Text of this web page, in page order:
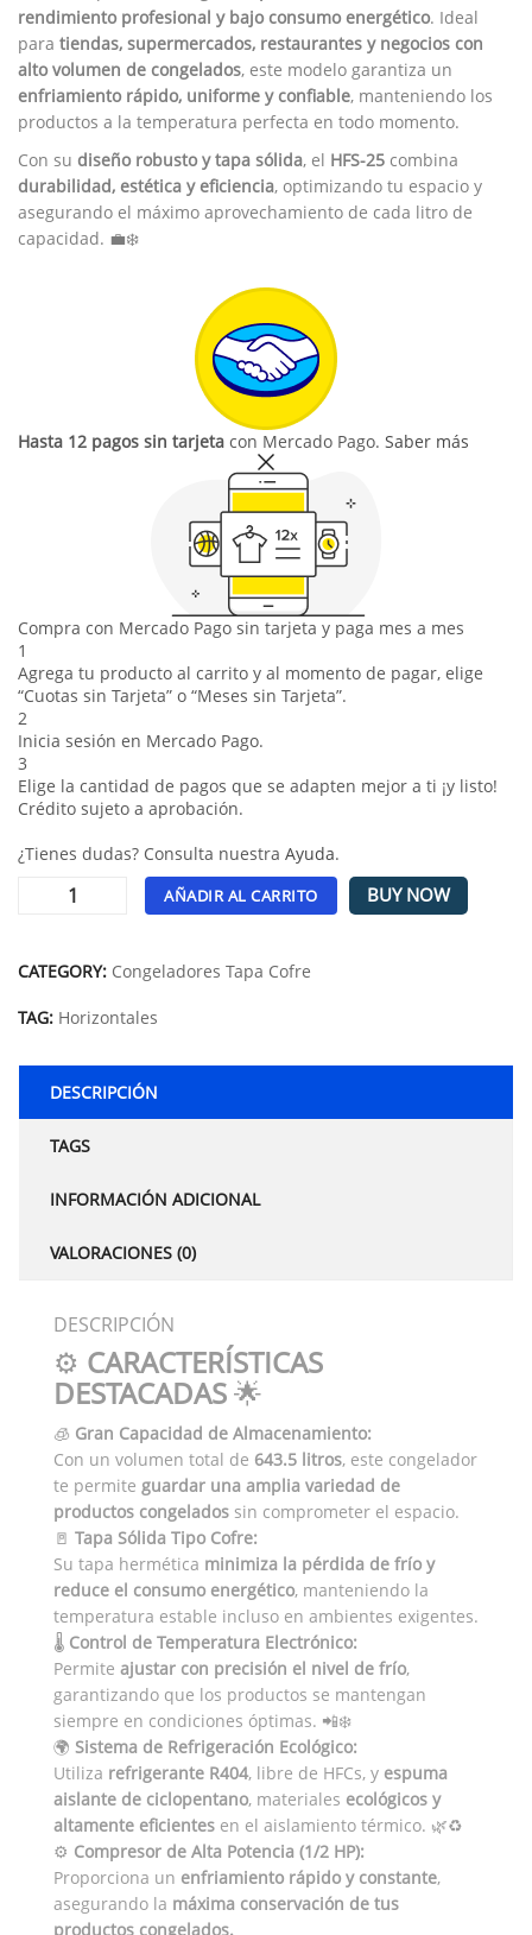
rendimiento profesional y bajo consumo energético. Ideal
para tiendas, supermercados, restaurantes y negocios con
alto volumen de congelados, este modelo garantiza un
enfriamiento rápido, uniforme y confiable, manteniendo los
productos a la temperatura perfecta en todo momento.
Con su diseño robusto y tapa sólida, el HFS-25 combina
durabilidad, estética y eficiencia, optimizando tu espacio y
asegurando el máximo aprovechamiento de cada litro de
capacidad. 💼❄️
Hasta 12 pagos sin tarjeta con Mercado Pago. Saber más
Compra con Mercado Pago sin tarjeta y paga mes a mes
1
Agrega tu producto al carrito y al momento de pagar, elige
“Cuotas sin Tarjeta” o “Meses sin Tarjeta”.
2
Inicia sesión en Mercado Pago.
3
Elige la cantidad de pagos que se adapten mejor a ti ¡y listo!
Crédito sujeto a aprobación.
¿Tienes dudas? Consulta nuestra Ayuda.
AÑADIR AL CARRITO BUY NOW
CATEGORY: Congeladores Tapa Cofre
TAG: Horizontales
DESCRIPCIÓN
TAGS
INFORMACIÓN ADICIONAL
VALORACIONES (0)
DESCRIPCIÓN
⚙️ CARACTERÍSTICAS
DESTACADAS🌟
🧊 Gran Capacidad de Almacenamiento:
Con un volumen total de 643.5 litros, este congelador
te permite guardar una amplia variedad de
productos congelados sin comprometer el espacio.
🚪 Tapa Sólida Tipo Cofre:
Su tapa hermética minimiza la pérdida de frío y
reduce el consumo energético, manteniendo la
temperatura estable incluso en ambientes exigentes.
🌡️ Control de Temperatura Electrónico:
Permite ajustar con precisión el nivel de frío,
garantizando que los productos se mantengan
siempre en condiciones óptimas. 📲❄️
🌍 Sistema de Refrigeración Ecológico:
Utiliza refrigerante R404, libre de HFCs, y espuma
aislante de ciclopentano, materiales ecológicos y
altamente eficientes en el aislamiento térmico. 🌿♻️
⚙️ Compresor de Alta Potencia (1/2 HP):
Proporciona un enfriamiento rápido y constante,
asegurando la máxima conservación de tus
productos congelados.